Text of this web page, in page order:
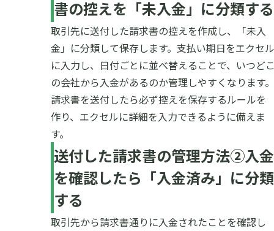
書の控えを「未入金」に分類する
取引先に送付した請求書の控えを作成し、「未入
金」に分類して保存します。支払い期日をエクセル
に入力し、日付ごとに並べ替えることで、いつど
の会社から入金があるのか管理しやすくなります。
請求書を送付したら必ず控えを保存するルールを
作り、エクセルに詳細を入力できるように備えま
す。
送付した請求書の管理方法②入金
を確認したら「入金済み」に分類
する
取引先から請求書通りに入金されたことを確認し